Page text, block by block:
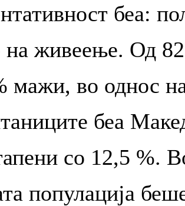
беа:
на живеење. Од
мажи, во однос
беа
со 12,5 %.
популација